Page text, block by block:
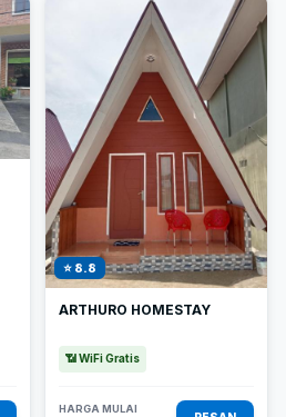
⭐ 8.8
ARTHURO HOMESTAY
📶 WiFi Gratis
HARGA MULAI